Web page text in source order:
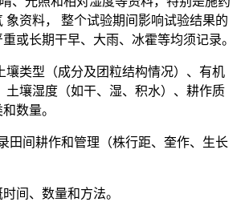
象资料， 整个试验期间影响试验结果的
或长期干早、大雨、冰霍等均须记录。
壤类型（成分及团粒结构情况）、有机
土壤湿度（如干、湿、积水）、耕作质
数量。
田间耕作和管理（株行距、奎作、生长
间、数量和方法。